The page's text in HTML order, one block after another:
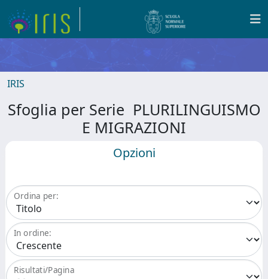
IRIS
Sfoglia per Serie PLURILINGUISMO
E MIGRAZIONI
Opzioni
Ordina per:
In ordine:
Risultati/Pagina